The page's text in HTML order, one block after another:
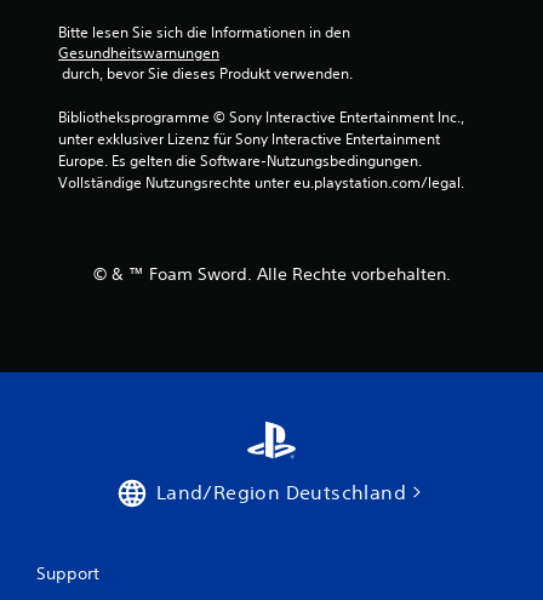
Bitte lesen Sie sich die Informationen in den
Gesundheitswarnungen
durch, bevor Sie dieses Produkt verwenden.
Bibliotheksprogramme © Sony Interactive Entertainment Inc.,
unter exklusiver Lizenz für Sony Interactive Entertainment
Europe. Es gelten die Software-Nutzungsbedingungen.
Vollständige Nutzungsrechte unter eu.playstation.com/legal.
© & ™ Foam Sword. Alle Rechte vorbehalten.
Land/Region Deutschland
Support